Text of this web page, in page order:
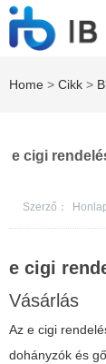
Home > Cikk >
e cigi
Szerző：
e cigi
Vásárlás
Az e cigi
dohányzók és